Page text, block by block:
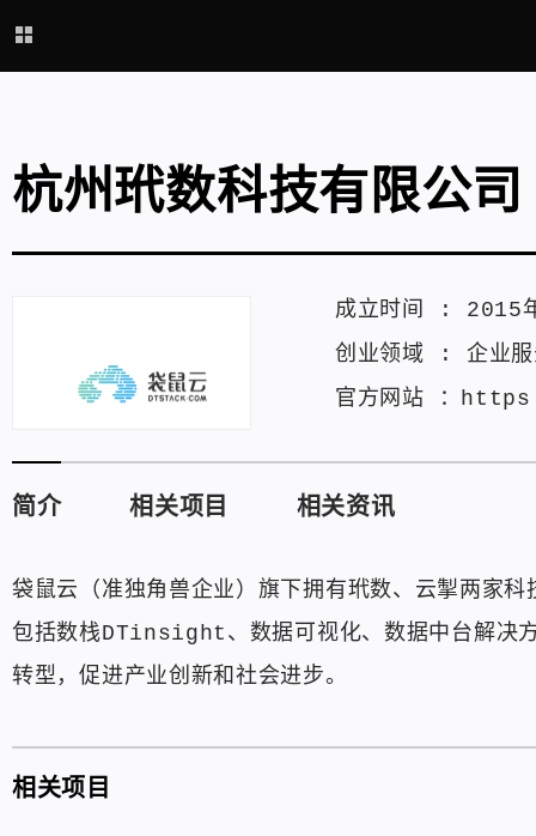
杭州玳数科技有限公司
成立时间 : 2015
创业领域 : 企业
官方网站 ：
简介 相关项目 相关资讯
袋鼠云（准独角兽企业）旗下拥有玳数、云掣两家
包括数栈DTinsight、数据可视化、数据中台解决方
转型，促进产业创新和社会进步。
相关项目